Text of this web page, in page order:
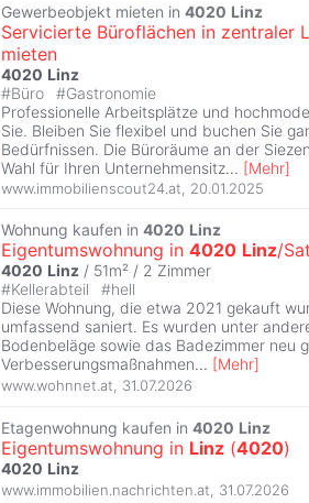
Gewerbeobjekt mieten in 4020 Linz
Servicierte Büroflächen in zentraler
mieten
4020 Linz
#Büro #Gastronomie
Professionelle Arbeitsplätze und
Sie. Bleiben Sie flexibel und buchen Sie
Bedürfnissen. Die Büroräume an der
Wahl für Ihren Unternehmensitz... [Mehr]
www.immobilienscout24.at, 20.01.2025
Wohnung kaufen in 4020 Linz
Eigentumswohnung in 4020 Linz/
4020 Linz / 51m² / 2 Zimmer
#Kellerabteil #hell
Diese Wohnung, die etwa 2021 gekauft
umfassend saniert. Es wurden unter
Bodenbeläge sowie das Badezimmer neu
Verbesserungsmaßnahmen... [Mehr]
www.wohnnet.at 31.07.2026
Etagenwohnung kaufen in 4020 Linz
Eigentumswohnung in Linz (4020)
4020 Linz
www.immobilien.nachrichten.at 31.07.2026